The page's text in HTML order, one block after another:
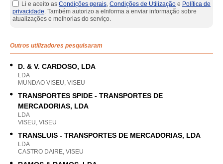
Li e aceito as Condições gerais, Condições de Utilização e Política de
privacidade. Também autorizo a eInforma a enviar informação sobre
atualizações e melhorias do serviço.
Outros utilizadores pesquisaram
D. & V. CARDOSO, LDA
LDA
MUNDAO VISEU, VISEU
TRANSPORTES SPIDE - TRANSPORTES DE
MERCADORIAS, LDA
LDA
VISEU, VISEU
TRANSLUIS - TRANSPORTES DE MERCADORIAS, LDA
LDA
CASTRO DAIRE, VISEU